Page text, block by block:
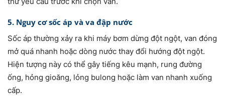
5. Nguy cơ sốc áp và va đập nước
Sốc áp thường xảy ra khi máy bơm dừng đột ngột, van đóng
mở quá nhanh hoặc dòng nước thay đổi hướng đột ngột.
Hiện tượng này có thể gây tiếng kêu mạnh, rung đường
ống, hỏng gioăng, lỏng bulong hoặc làm van nhanh xuống
cấp.